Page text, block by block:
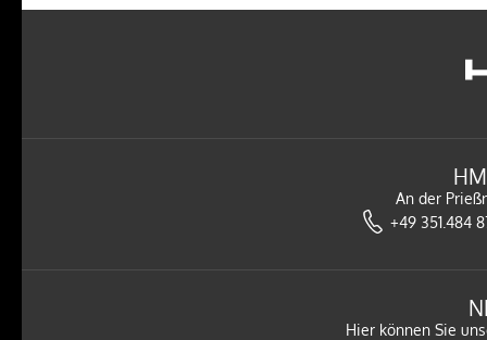
WESTBAM - SAVE THE RAVE 2027
An der
+49 351.484
Hier können Sie